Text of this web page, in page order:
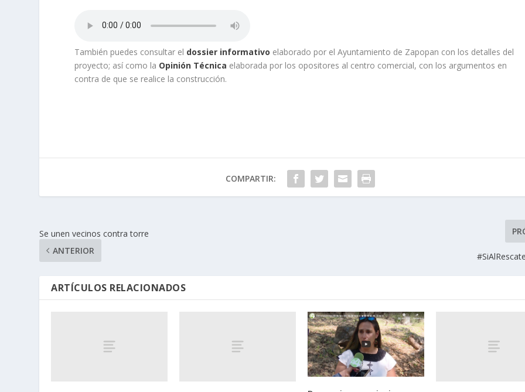
También puedes consultar el dossier informativo elaborado por el Ayuntamiento de Zapopan con los detalles del
proyecto; así como la Opinión Técnica elaborada por los opositores al centro comercial, con los argumentos en
contra de que se realice la construcción.
COMPARTIR:
Se unen vecinos contra torre
ANTERIOR
ARTÍCULOS RELACIONADOS